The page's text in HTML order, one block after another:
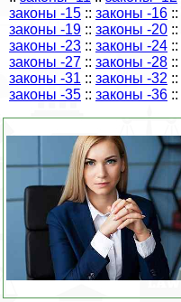
законы -15 :: законы -16 ::
законы -19 :: законы -20 ::
законы -23 :: законы -24 ::
законы -27 :: законы -28 ::
законы -31 :: законы -32 ::
законы -35 :: законы -36 ::